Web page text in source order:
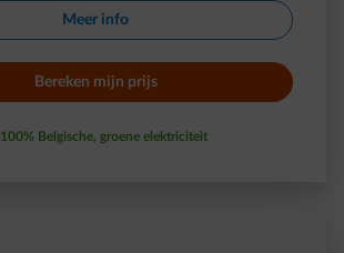
Meer info​
Bereken mijn prijs​
100% Belgische, groene elektriciteit